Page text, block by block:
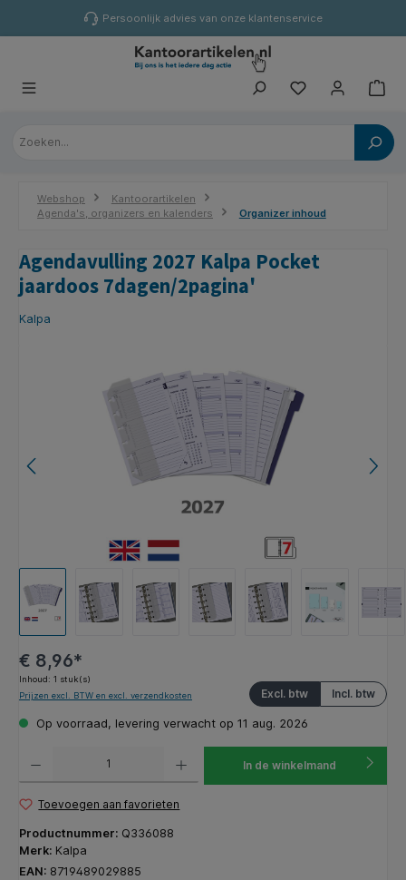
Persoonlijk advies van onze klantenservice
Webshop
Kantoorartikelen
Agenda's, organizers en kalenders
Organizer inhoud
Agendavulling 2027 Kalpa Pocket
jaardoos 7dagen/2pagina'
Kalpa
Afbeeldingengalerij overslaan
€ 8,96*
Inhoud: 1 stuk(s)
Incl. btw
Excl. btw
Prijzen excl. BTW en excl. verzendkosten
Op voorraad, levering verwacht op 11 aug. 2026
In de winkelmand
Toevoegen aan favorieten
Productnummer: Q336088
Merk: Kalpa
EAN: 8719489029885